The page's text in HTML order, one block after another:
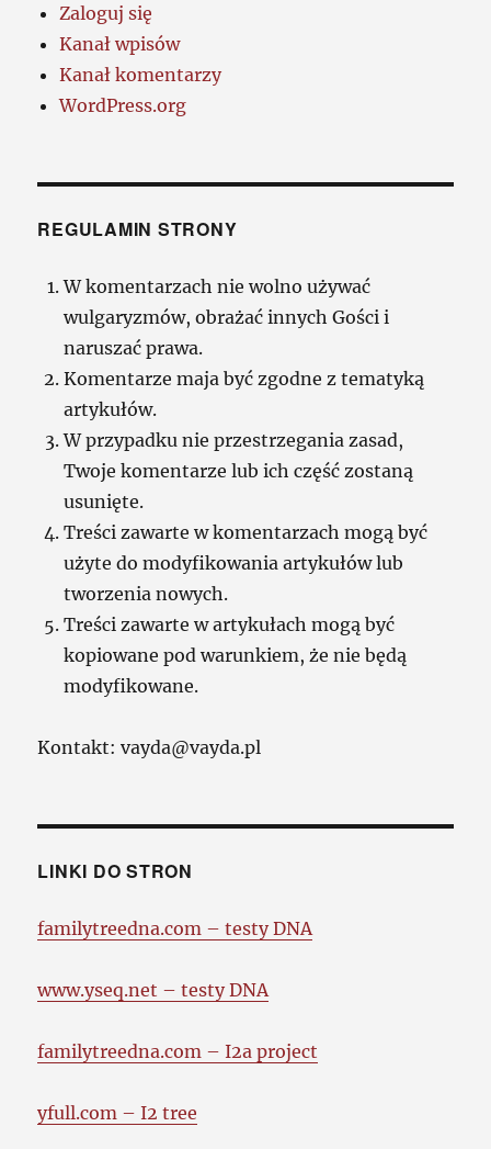
Zaloguj się
Kanał wpisów
Kanał komentarzy
WordPress.org
REGULAMIN STRONY
W komentarzach nie wolno używać
wulgaryzmów, obrażać innych Gości i
naruszać prawa.
Komentarze maja być zgodne z tematyką
artykułów.
W przypadku nie przestrzegania zasad,
Twoje komentarze lub ich część zostaną
usunięte.
Treści zawarte w komentarzach mogą być
użyte do modyfikowania artykułów lub
tworzenia nowych.
Treści zawarte w artykułach mogą być
kopiowane pod warunkiem, że nie będą
modyfikowane.
Kontakt: vayda@vayda.pl
LINKI DO STRON
familytreedna.com – testy DNA
www.yseq.net – testy DNA
familytreedna.com – I2a project
yfull.com – I2 tree